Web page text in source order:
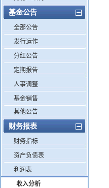
基金公告
全部公告
发行运作
分红公告
定期报告
人事调整
基金销售
其他公告
财务报表
财务指标
资产负债表
利润表
收入分析